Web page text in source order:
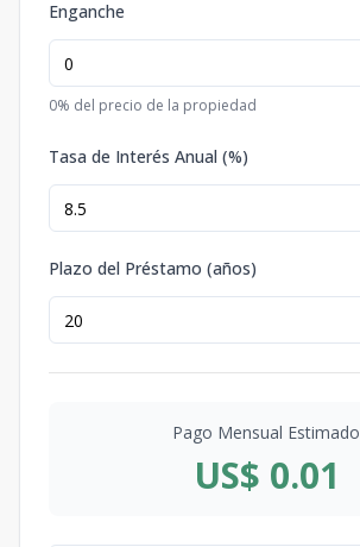
Enganche
0% del precio de la propiedad
Tasa de Interés Anual (%)
Plazo del Préstamo (años)
Pago Mensual Estimado
US$ 0.01